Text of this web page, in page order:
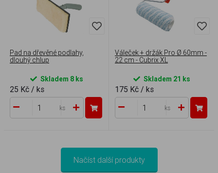
Pad na dřevěné podlahy,
dlouhý chlup
Skladem 8 ks
25 Kč / ks
ks
Váleček + držák Pro Ø 60mm -
22 cm - Cubrix XL
Skladem 21 ks
175 Kč / ks
ks
Načíst další produkty